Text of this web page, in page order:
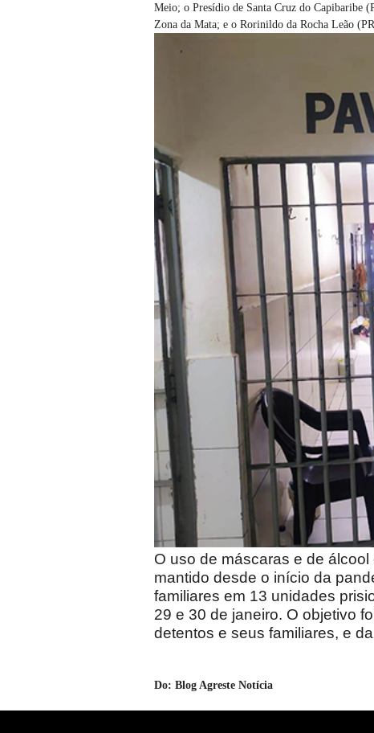
Meio; o Presídio de Santa Cruz do Capibaribe
Zona da Mata; e o Rorinildo da Rocha Leão
O uso de máscaras e de
mantido desde o início da
familiares em 13 unidades
29 e 30 de janeiro. O objetivo
detentos e seus familiares, e
Do: Blog Agreste Notícia